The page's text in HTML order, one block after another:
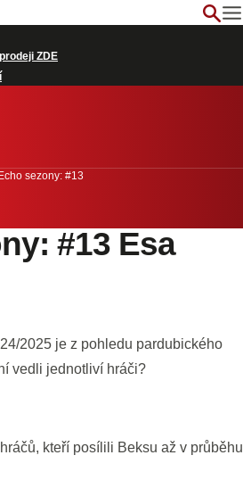
ZDE
Echo sezony: #13
#13 Esa
2025 je z pohledu pardubického
vedli jednotliví hráči?
kteří posílili Beksu až v průběhu